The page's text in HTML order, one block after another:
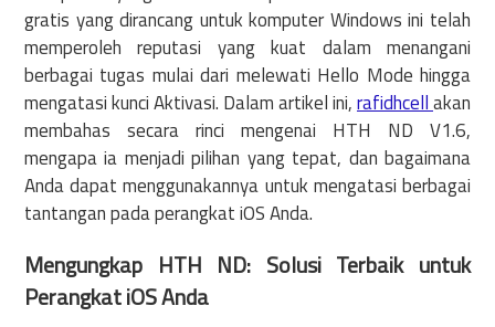
gratis yang dirancang untuk komputer Windows ini telah
memperoleh reputasi yang kuat dalam menangani
berbagai tugas mulai dari melewati Hello Mode hingga
mengatasi kunci Aktivasi. Dalam artikel ini,rafidhcellakan
membahas secara rinci mengenai HTH ND V1.6,
mengapa ia menjadi pilihan yang tepat, dan bagaimana
Anda dapat menggunakannya untuk mengatasi berbagai
tantangan pada perangkat iOS Anda.
Mengungkap HTH ND: Solusi Terbaik untuk
Perangkat iOS Anda